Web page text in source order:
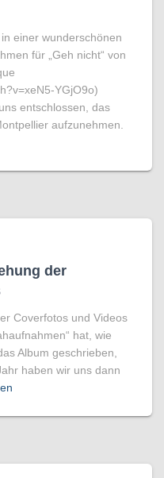
einer wunderschönen
für „Geh nicht“ von
YGjO9o)
entschlossen, das
aufzunehmen.
der
Coverfotos und Videos
hat, wie
Album geschrieben,
haben wir uns dann